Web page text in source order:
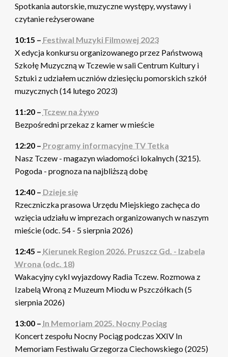
Spotkania autorskie, muzyczne występy, wystawy i
czytanie reżyserowane
10:15 – Festiwal Muzyki Filmowej 2023
X edycja konkursu organizowanego przez Państwową
Szkołę Muzyczną w Tczewie w sali Centrum Kultury i
Sztuki z udziałem uczniów dziesięciu pomorskich szkół
muzycznych (14 lutego 2023)
11:20 – Tczew na żywo
Bezpośredni przekaz z kamer w mieście
12:20 – Programy informacyjne TV Tetka
Nasz Tczew - magazyn wiadomości lokalnych (3215).
Pogoda - prognoza na najbliższą dobę
12:40 – Dzieje się
Rzeczniczka prasowa Urzędu Miejskiego zachęca do
wzięcia udziału w imprezach organizowanych w naszym
mieście (odc. 54 - 5 sierpnia 2026)
12:45 – Kierunek Region 2026. Pruszcz Gd. - Izabela
Wrona (odc. 18)
Wakacyjny cykl wyjazdowy Radia Tczew. Rozmowa z
Izabelą Wroną z Muzeum Miodu w Pszczółkach (5
sierpnia 2026)
13:00 – In Memoriam 2025. Nocny Pociąg
Koncert zespołu Nocny Pociąg podczas XXIV In
Memoriam Festiwalu Grzegorza Ciechowskiego (2025)